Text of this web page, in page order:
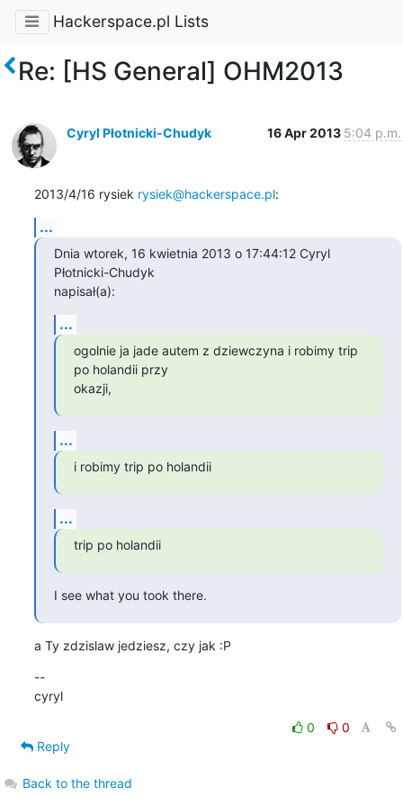
Hackerspace.pl Lists
Re: [HS General] OHM2013
Cyryl Płotnicki-Chudyk 16 Apr 2013 5:04 p.m.
2013/4/16 rysiek rysiek@hackerspace.pl:
...
Dnia wtorek, 16 kwietnia 2013 o 17:44:12 Cyryl
Płotnicki-Chudyk
napisał(a):
...
ogolnie ja jade autem z dziewczyna i robimy trip
po holandii przy
okazji,
...
i robimy trip po holandii
...
trip po holandii
I see what you took there.
a Ty zdzislaw jedziesz, czy jak :P
--
cyryl
0
0
Reply
Back to the thread